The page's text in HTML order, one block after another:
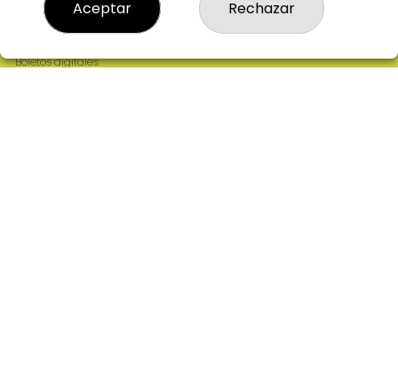
Contacto
Empresas
Boletos digitales
Aceptar Rechazar